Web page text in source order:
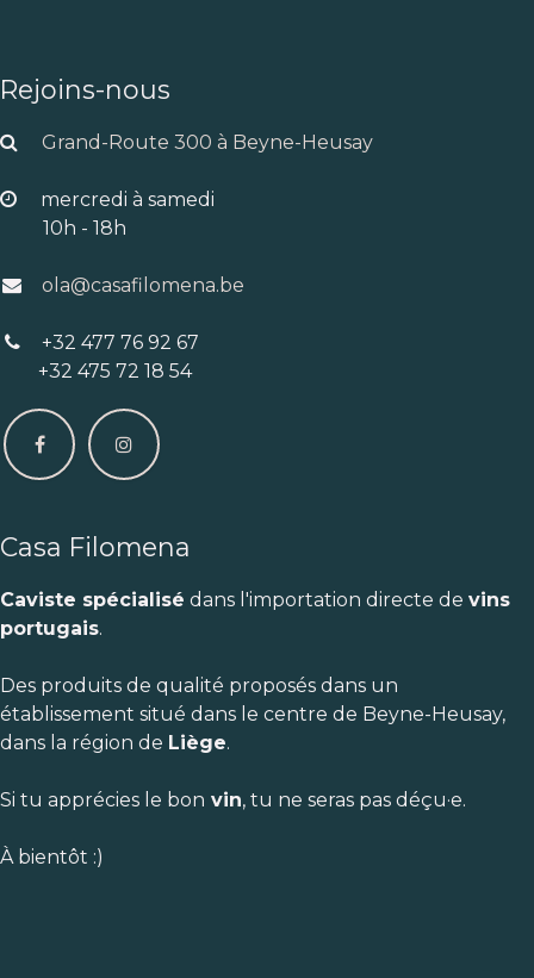
Rejoins-nous
Grand-Route 300 à Beyne-Heusay
mercredi à samedi
10h - 18h
ola@casafilomena.be
+32 477 76 92 67
+32 475 72 18 54
Casa Filomena
Caviste spécialisé dans l'importation directe de vins
portugais.
Des produits de qualité proposés dans un
établissement situé dans le centre de Beyne-Heusay,
dans la région de Liège.
Si tu apprécies le bon vin, tu ne seras pas déçu·e.
À bientôt :)